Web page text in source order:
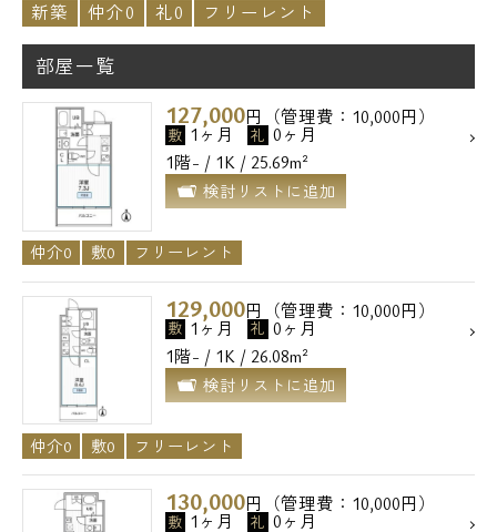
新築
仲介0 礼0 フリーレント
部屋一覧
127,000円（管理費：10,000円）
敷 1ヶ月 礼 0ヶ月
1階- / 1K / 25.69m²
検討リストに追加
仲介0 敷0 フリーレント
129,000円（管理費：10,000円）
敷 1ヶ月 礼 0ヶ月
1階- / 1K / 26.08m²
検討リストに追加
仲介0 敷0 フリーレント
130,000円（管理費：10,000円）
敷 1ヶ月 礼 0ヶ月
電話でお問い合わせ
0120-500-529
営業時間 10：00～18：00